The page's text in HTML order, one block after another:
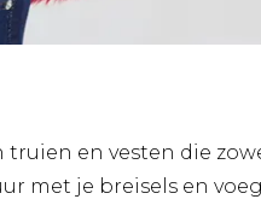
en vesten die
met je breisels en voeg